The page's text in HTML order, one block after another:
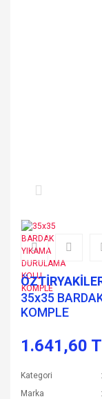
35x35
KOMPLE
1.641,60
Kategori
Marka